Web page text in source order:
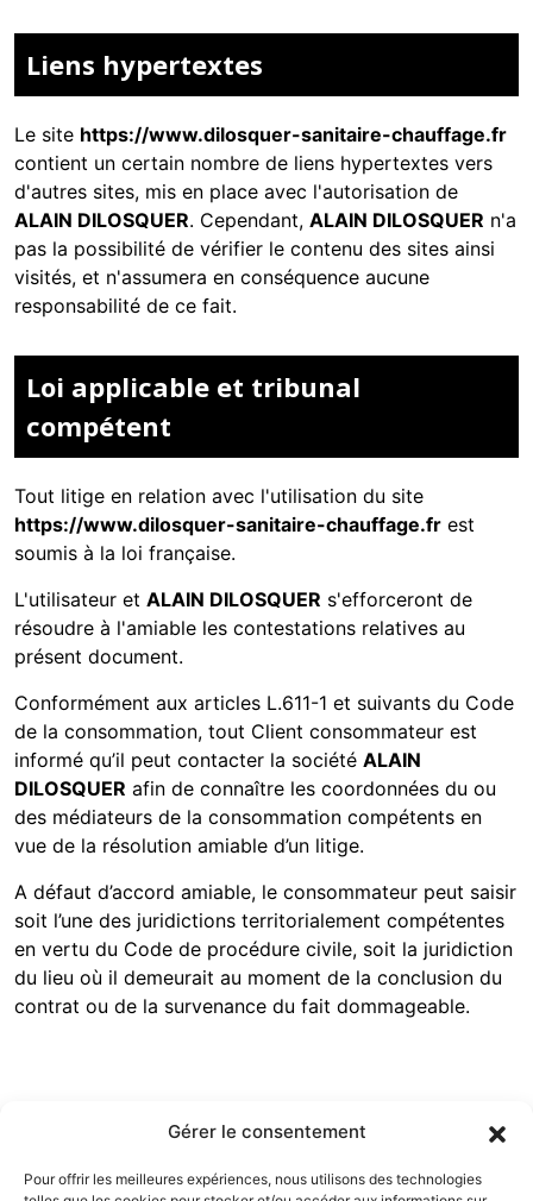
Gérer le consentement
Pour offrir les meilleures expériences, nous utilisons des technologies
Liens hypertextes
Le site https://www.dilosquer-sanitaire-chauffage.fr
contient un certain nombre de liens hypertextes vers
d'autres sites, mis en place avec l'autorisation de
ALAIN DILOSQUER. Cependant, ALAIN DILOSQUER n'a
pas la possibilité de vérifier le contenu des sites ainsi
visités, et n'assumera en conséquence aucune
responsabilité de ce fait.
Loi applicable et tribunal
compétent
Tout litige en relation avec l'utilisation du site
https://www.dilosquer-sanitaire-chauffage.fr est
soumis à la loi française.
L'utilisateur et ALAIN DILOSQUER s'efforceront de
résoudre à l'amiable les contestations relatives au
présent document.
Conformément aux articles L.611-1 et suivants du Code
de la consommation, tout Client consommateur est
informé qu’il peut contacter la société ALAIN
DILOSQUER afin de connaître les coordonnées du ou
des médiateurs de la consommation compétents en
vue de la résolution amiable d’un litige.
A défaut d’accord amiable, le consommateur peut saisir
soit l’une des juridictions territorialement compétentes
en vertu du Code de procédure civile, soit la juridiction
du lieu où il demeurait au moment de la conclusion du
contrat ou de la survenance du fait dommageable.
Menu